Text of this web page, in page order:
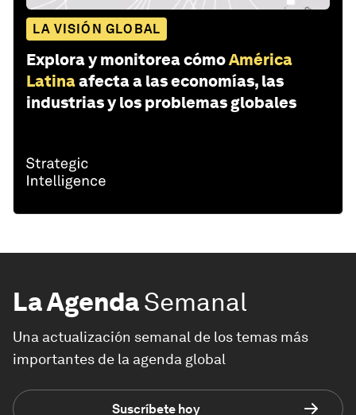
LA VISIÓN GLOBAL
Explora y monitorea cómoAmérica
Latinaafecta a las economías, las
industrias y los problemas globales
La AgendaSemanal
Una actualización semanal de los temas más
importantes de la agenda global
Suscríbete hoy